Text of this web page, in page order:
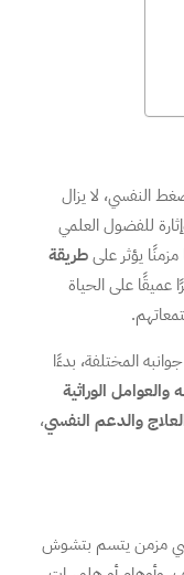
النفسي، لا يزال
للفضول العلمي
يؤثر علىطريقة
عميقًا على الحياة
المختلفة، بدءًا
والعوامل الوراثية
والدعم النفسي،
مزمن يتسم بتشوش